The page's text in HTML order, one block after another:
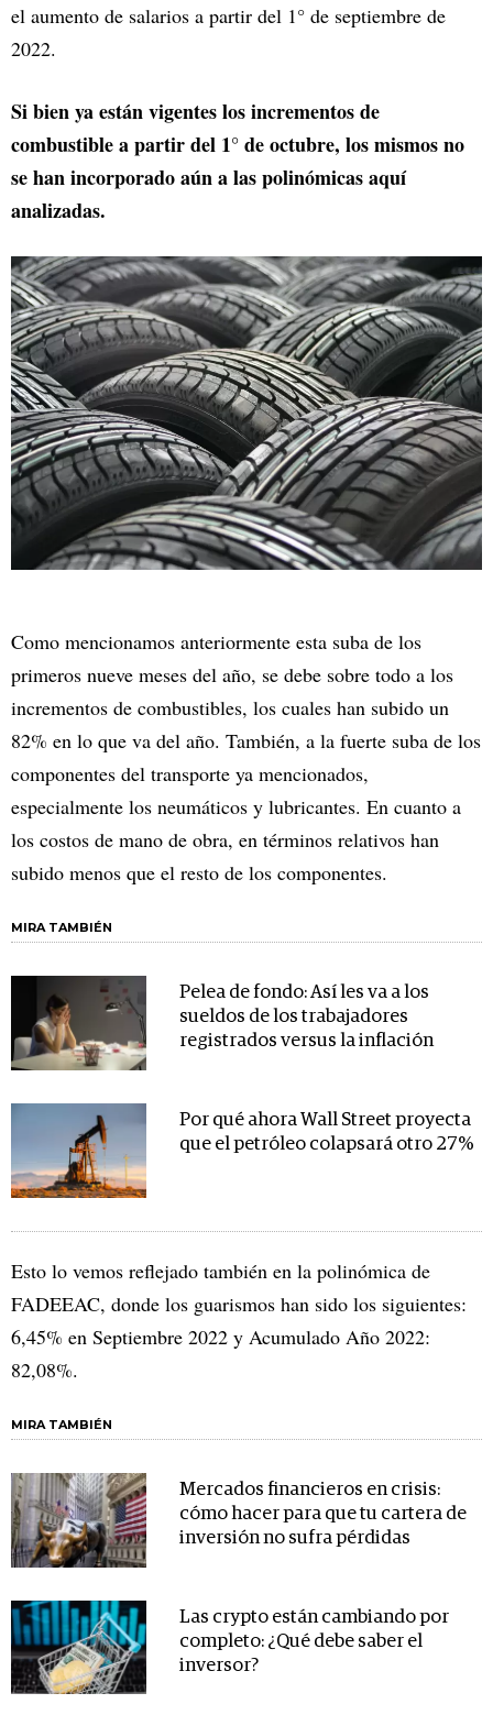
el aumento de salarios a partir del 1° de septiembre de
2022.
Si bien ya están vigentes los incrementos de
combustible a partir del 1° de octubre, los mismos no
se han incorporado aún a las polinómicas aquí
analizadas.
Como mencionamos anteriormente esta suba de los
primeros nueve meses del año, se debe sobre todo a los
incrementos de combustibles, los cuales han subido un
82% en lo que va del año. También, a la fuerte suba de los
componentes del transporte ya mencionados,
especialmente los neumáticos y lubricantes. En cuanto a
los costos de mano de obra, en términos relativos han
subido menos que el resto de los componentes.
MIRA TAMBIÉN
Pelea de fondo: Así les va a los
sueldos de los trabajadores
registrados versus la inflación
Por qué ahora Wall Street proyecta
que el petróleo colapsará otro 27%
Esto lo vemos reflejado también en la polinómica de
FADEEAC, donde los guarismos han sido los siguientes:
6,45% en Septiembre 2022 y Acumulado Año 2022:
82,08%.
MIRA TAMBIÉN
Mercados financieros en crisis:
cómo hacer para que tu cartera de
inversión no sufra pérdidas
Las crypto están cambiando por
completo: ¿Qué debe saber el
inversor?